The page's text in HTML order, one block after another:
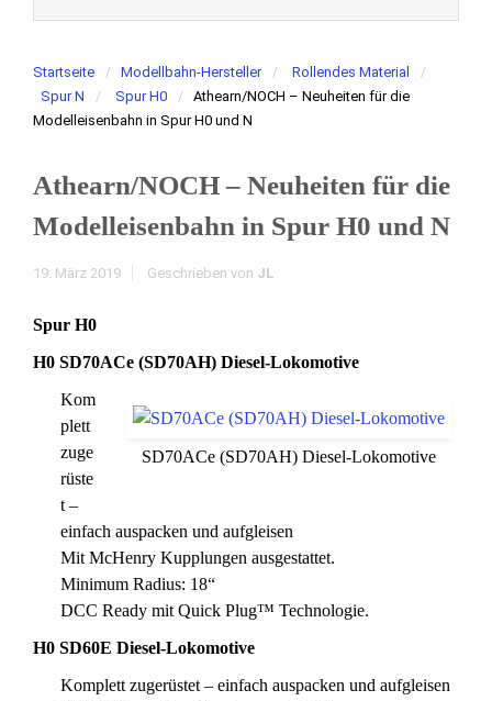
Startseite Modellbahn-Hersteller
Rollendes Material
Spur N
Spur H0
Athearn/NOCH – Neuheiten für die
Modelleisenbahn in Spur H0 und N
Athearn/NOCH – Neuheiten für die
Modelleisenbahn in Spur H0 und N
19. März 2019 Geschrieben von JL
Spur H0
H0 SD70ACe (SD70AH) Diesel-Lokomotive
SD70ACe (SD70AH) Diesel-Lokomotive
Kom
plett
zuge
rüste
t –
einfach auspacken und aufgleisen
Mit McHenry Kupplungen ausgestattet.
Minimum Radius: 18“
DCC Ready mit Quick Plug™ Technologie.
H0 SD60E Diesel-Lokomotive
Komplett zugerüstet – einfach auspacken und aufgleisen